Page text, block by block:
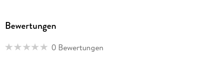
Bewertungen
0 Bewertungen